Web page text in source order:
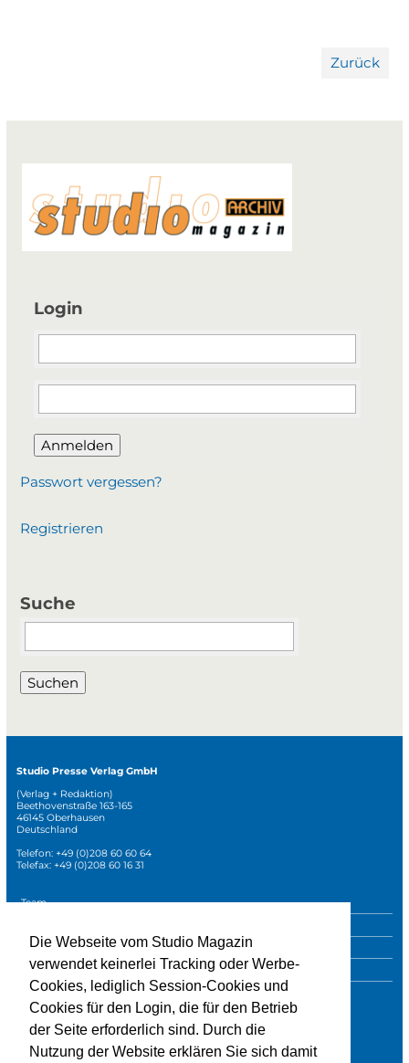
Die Webseite vom Studio Magazin
verwendet keinerlei Tracking oder Werbe-
Cookies, lediglich Session-Cookies und
Cookies für den Login, die für den Betrieb
der Seite erforderlich sind. Durch die
Nutzung der Website erklären Sie sich damit
Zurück
Login
Anmelden
Passwort vergessen?
Registrieren
Suche
Suchbegriffe
Suchen
Studio Presse Verlag GmbH
(Verlag + Redaktion)
Beethovenstraße 163-165
46145 Oberhausen
Deutschland
Telefon: +49 (0)208 60 60 64
Telefax: +49 (0)208 60 16 31
Navigation
Team
Sonderpublikationen
Impressum
Datenschutz
» zur Studio-Website